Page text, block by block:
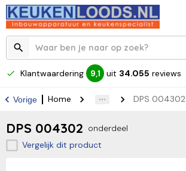
Klantwaardering 9,1 uit 34.055 reviews
Vorige Home DPS 004302
DPS 004302 onderdeel
Vergelijk dit product